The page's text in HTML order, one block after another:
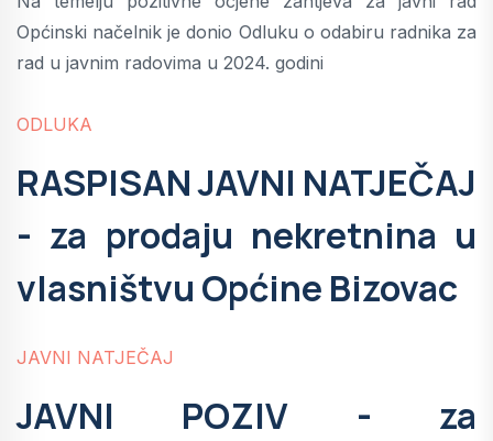
Općinski načelnik je donio Odluku o odabiru radnika za
rad u javnim radovima u 2024. godini
ODLUKA
RASPISAN JAVNI NATJEČAJ
- za prodaju nekretnina u
vlasništvu Općine Bizovac
JAVNI NATJEČAJ
JAVNI POZIV - za